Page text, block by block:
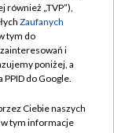
również „TVP”),
Zaufanych
tym do
i
poniżej, a
do Google.
Ciebie naszych
w tym informacje